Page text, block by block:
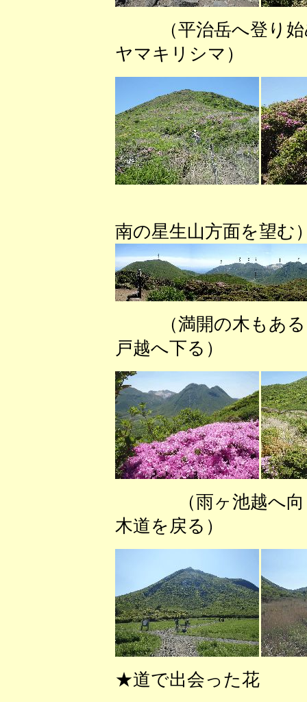
（平治岳へ登り
ヤマキリシマ）
南の星生山方面を望む
（満開の
戸越へ下る）
（雨ヶ池越
木道を戻る）
★道で出会った花